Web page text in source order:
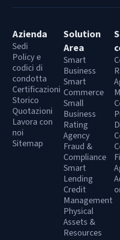
Azienda
Sedi
Policy e
codici di
condotta
Certificazioni
Storico
Quotazioni
Lavora con
noi
Sitemap
Solution
Area
Smart
Business
Smart
Commerce
Small
Business
Rating
Agency
Fraud &
Compliance
Smart
Lending
Credit
Management
Physical
Assets &
Resources